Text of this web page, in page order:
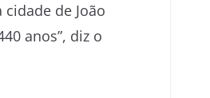
de João
anos”, diz o